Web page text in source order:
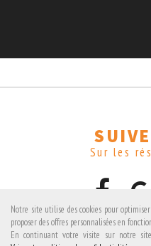
Sur les
Notre site utilise des cookies pour
proposer des offres personnalisées en
En continuant votre visite sur notre